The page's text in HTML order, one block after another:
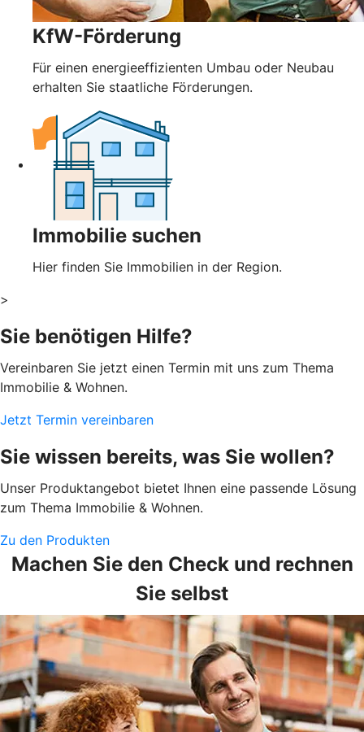
KfW-Förderung
Für einen energieeffizienten Umbau oder Neubau
erhalten Sie staatliche Förderungen.
Immobilie suchen
Hier finden Sie Immobilien in der Region.
>
Sie benötigen Hilfe?
Vereinbaren Sie jetzt einen Termin mit uns zum Thema
Immobilie & Wohnen.
Jetzt Termin vereinbaren
Sie wissen bereits, was Sie wollen?
Unser Produktangebot bietet Ihnen eine passende Lösung
zum Thema Immobilie & Wohnen.
Zu den Produkten
Machen Sie den Check und rechnen
Sie selbst